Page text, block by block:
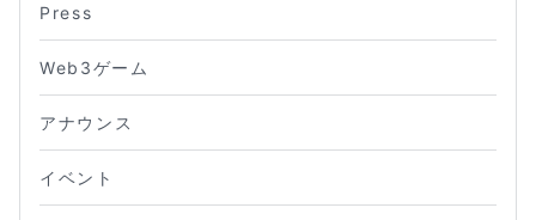
Press
Web3ゲーム
アナウンス
イベント